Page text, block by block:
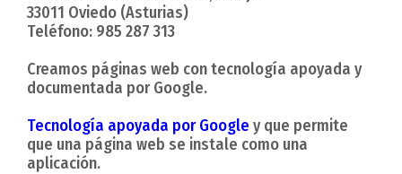
33011 Oviedo (Asturias)
Teléfono: 985 287 313
Creamos páginas web con tecnología apoyada y
documentada por Google.
Tecnología apoyada por Google y que permite
que una página web se instale como una
aplicación.